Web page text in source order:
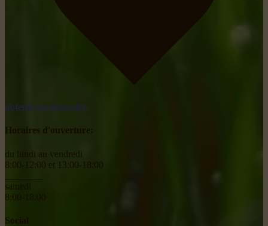
obtenir un itinéraire
Horaires d'ouverture:
du lundi au vendredi
8:00-12:00 et 13:00-18:00
samedi
8:00-18:00
Social